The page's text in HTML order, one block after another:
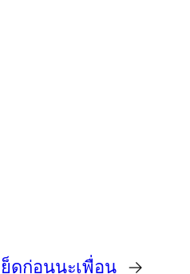
ดก่อนนะเพื่อน →